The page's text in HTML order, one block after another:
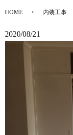
HOME 内装工事
2020/08/21